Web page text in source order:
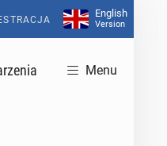
English
Version
Menu